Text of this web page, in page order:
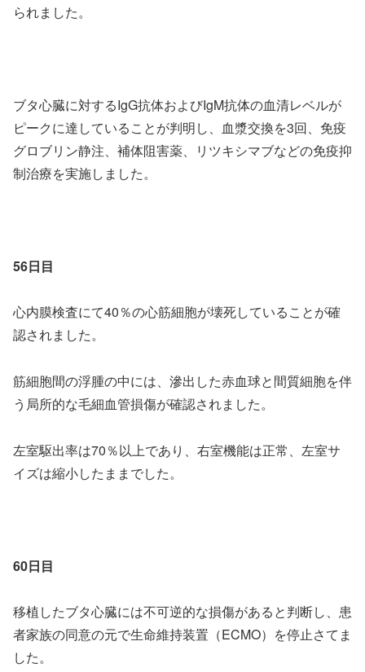
られました。
ブタ心臓に対するIgG抗体およびIgM抗体の血清レベルが
ピークに達していることが判明し、血漿交換を3回、免疫
グロブリン静注、補体阻害薬、リツキシマブなどの免疫抑
制治療を実施しました。
56日目
心内膜検査にて40％の心筋細胞が壊死していることが確
認されました。
筋細胞間の浮腫の中には、滲出した赤血球と間質細胞を伴
う局所的な毛細血管損傷が確認されました。
左室駆出率は70％以上であり、右室機能は正常、左室サ
イズは縮小したままでした。
60日目
移植したブタ心臓には不可逆的な損傷があると判断し、患
者家族の同意の元で生命維持装置（ECMO）を停止さてま
した。